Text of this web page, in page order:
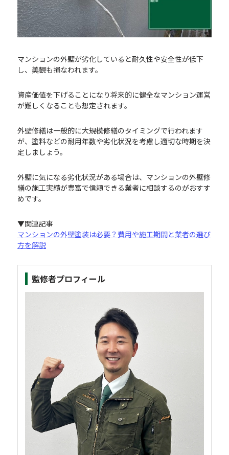
マンションの外壁が劣化していると耐久性や安全性が低下
し、美観も損なわれます。
資産価値を下げることになり将来的に健全なマンション運営
が難しくなることも想定されます。
外壁修繕は一般的に大規模修繕のタイミングで行われます
が、塗料などの耐用年数や劣化状況を考慮し適切な時期を決
定しましょう。
外壁に気になる劣化状況がある場合は、マンションの外壁修
繕の施工実績が豊富で信頼できる業者に相談するのがおすす
めです。
▼関連記事
マンションの外壁塗装は必要？費用や施工期間と業者の選び
方を解説
監修者プロフィール